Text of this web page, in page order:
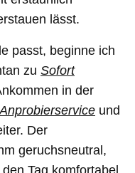
lässt.
passt, beginne ich
zu Sofort
in der
Anprobierservice und
Der
geruchsneutral,
Tag komfortabel